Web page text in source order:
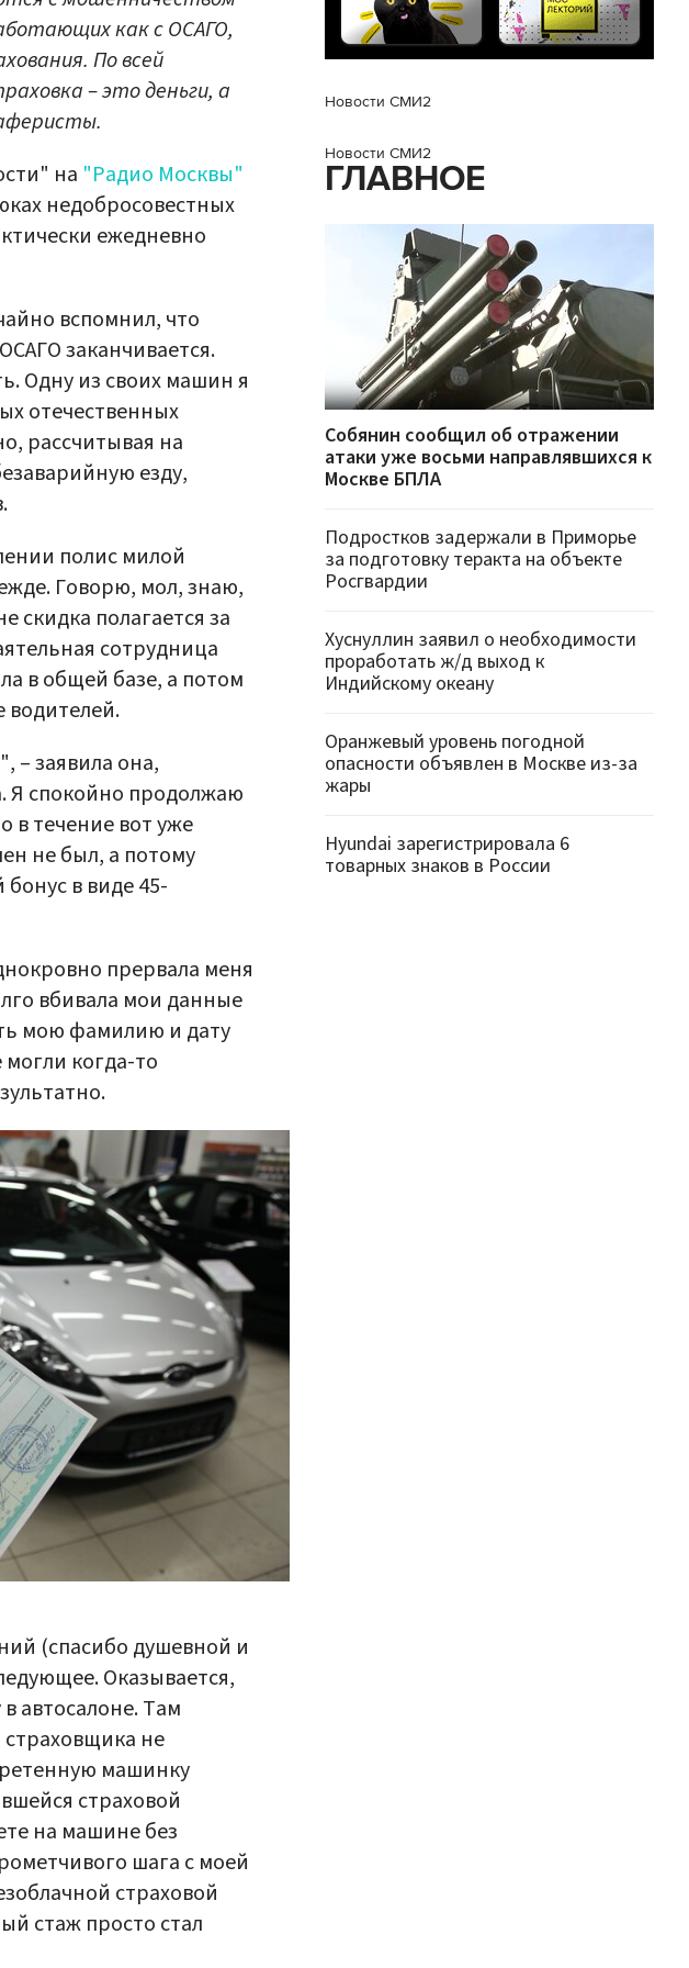
как с ОСАГО,
По всей
– это деньги, а
на "Радио Москвы"
недобросовестных
ежедневно
вспомнил, что
заканчивается.
Одну из своих машин я
отечественных
рассчитывая на
езду,
полис милой
Говорю, мол, знаю,
скидка полагается за
сотрудница
в общей базе, а потом
водителей.
– заявила она,
Я спокойно продолжаю
в течение вот уже
не был, а потому
в виде 45-
прервала меня
вбивала мои данные
мою фамилию и дату
когда-то
(спасибо душевной и
Оказывается,
автосалоне. Там
не
машинку
страховой
на машине без
шага с моей
страховой
стаж просто стал
Новости СМИ2
Новости СМИ2
ГЛАВНОЕ
Собянин сообщил об отражении
атаки уже восьми направлявшихся к
Москве БПЛА
Подростков задержали в Приморье
за подготовку теракта на объекте
Росгвардии
Хуснуллин заявил о необходимости
проработать ж/д выход к
Индийскому океану
Оранжевый уровень погодной
опасности объявлен в Москве из-за
жары
Hyundai зарегистрировала 6
товарных знаков в России